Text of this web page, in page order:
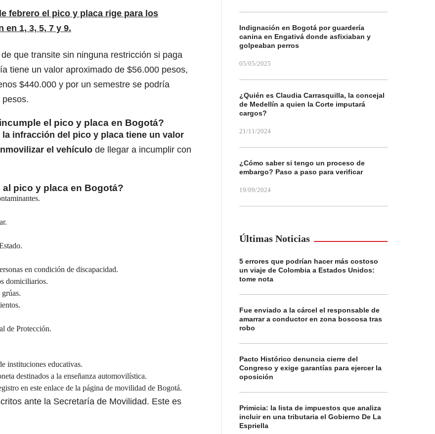
febrero el pico y placa rige para los
en 1, 3, 5, 7 y 9.
que transite sin ninguna restricción si paga
tiene un valor aproximado de $56.000 pesos,
$440.000 y por un semestre se podría
pesos.
el pico y placa en Bogotá?
la infracción del pico y placa tiene un valor
el vehículo de llegar a incumplir con
pico y placa en Bogotá?
en condición de discapacidad.
domiciliarios.
de Protección.
instituciones educativas.
destinados a la enseñanza automovilística.
en este enlace de la página de movilidad de Bogotá.
ante la Secretaría de Movilidad. Este es
Indignación en Bogotá por guardería
canina en Engativá donde asfixiaban y
golpeaban perros
05/05/2025
¿Quién es Claudia Carrasquilla, la concejal
de Medellín a quien la Corte imputará
cargos?
21/11/2024
¿Cómo saber si tengo un proceso de
embargo? Paso a paso para verificar
19/09/2024
Últimas Noticias
5 errores que podrían hacer más costoso
un viaje de Colombia a Estados Unidos:
tome nota
Fue enviado a la cárcel el responsable de
amarrar a conductor en zona boscosa tras
robo
Pacto Histórico denuncia cierre del
Congreso y exige garantías para ejercer la
oposición
Primicia: la lista de impuestos que analiza
incluir en una tributaria el Gobierno De La
Espriella